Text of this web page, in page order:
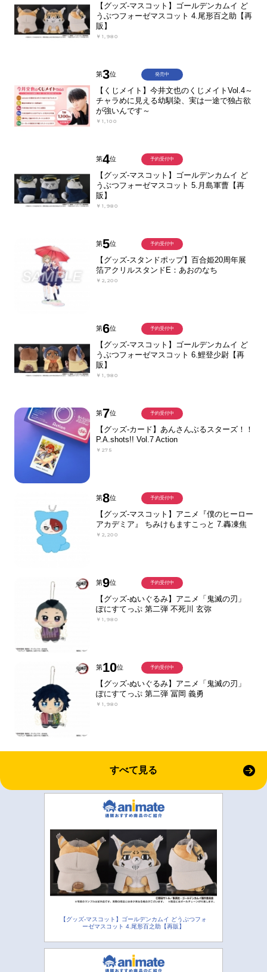
【グッズ-マスコット】ゴールデンカムイ ど
うぶつフォーゼマスコット 4.尾形百之助【再
販】
￥1,980
第3位
【くじメイト】今井文也のくじメイトVol.4～
チャラめに見える幼馴染、実は一途で独占欲
が強いんです～
￥1,100
発売中
第4位
【グッズ-マスコット】ゴールデンカムイ ど
うぶつフォーゼマスコット 5.月島軍曹【再
販】
￥1,980
予約受付中
第5位
【グッズ-スタンドポップ】百合姫20周年展
箔アクリルスタンドE：あおのなち
￥2,200
予約受付中
第6位
【グッズ-マスコット】ゴールデンカムイ ど
うぶつフォーゼマスコット 6.鯉登少尉【再
販】
￥1,980
予約受付中
第7位
【グッズ-カード】あんさんぶるスターズ！！
P.A.shots!! Vol.7 Action
￥275
予約受付中
第8位
【グッズ-マスコット】アニメ『僕のヒーロー
アカデミア』 ちみけもますこっと 7.轟凍焦
￥2,200
予約受付中
第9位
【グッズ-ぬいぐるみ】アニメ「鬼滅の刃」
ぽにすてっぷ 第二弾 不死川 玄弥
￥1,980
予約受付中
第10位
【グッズ-ぬいぐるみ】アニメ「鬼滅の刃」
ぽにすてっぷ 第二弾 冨岡 義勇
￥1,980
予約受付中
すべて見る
【グッズ-マスコット】ゴールデンカムイ どうぶつフォ
ーゼマスコット 4.尾形百之助【再販】